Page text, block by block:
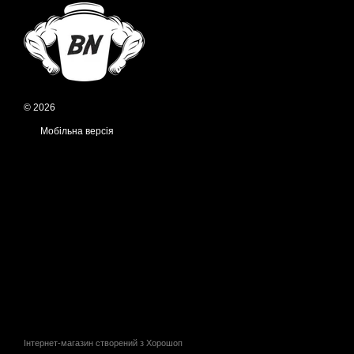
© 2026
Мобільна версія
Інтернет-магазин створений з Хорошоп